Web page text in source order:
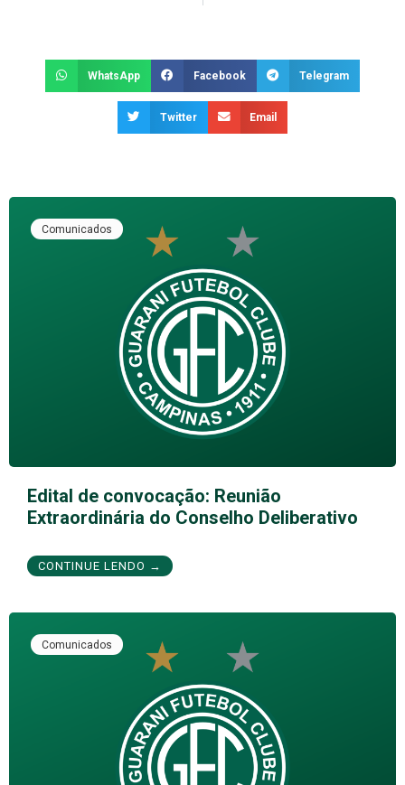
WhatsApp Facebook Telegram
Twitter Email
Comunicados
Edital de convocação: Reunião
Extraordinária do Conselho Deliberativo
CONTINUE LENDO →
Comunicados